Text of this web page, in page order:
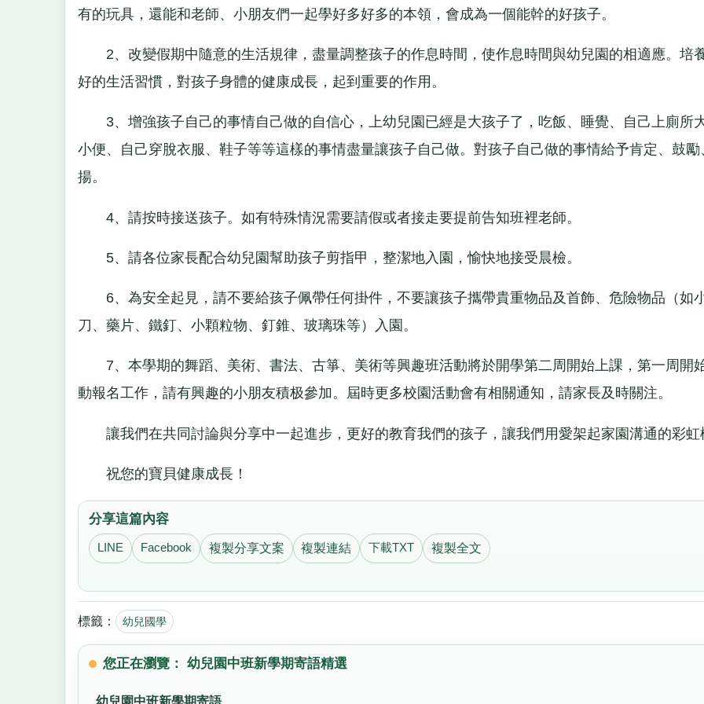
有的玩具，還能和老師、小朋友們一起學好多好多的本領，會成為一個能幹的好孩子。
2、改變假期中隨意的生活規律，盡量調整孩子的作息時間，使作息時間與幼兒園的相適應。培
好的生活習慣，對孩子身體的健康成長，起到重要的作用。
3、增強孩子自己的事情自己做的自信心，上幼兒園已經是大孩子了，吃飯、睡覺、自己上廁所大
小便、自己穿脫衣服、鞋子等等這樣的事情盡量讓孩子自己做。對孩子自己做的事情給予肯定、鼓勵
揚。
4、請按時接送孩子。如有特殊情況需要請假或者接走要提前告知班裡老師。
5、請各位家長配合幼兒園幫助孩子剪指甲，整潔地入園，愉快地接受晨檢。
6、為安全起見，請不要給孩子佩帶任何掛件，不要讓孩子攜帶貴重物品及首飾、危險物品（如
刀、藥片、鐵釘、小顆粒物、釘錐、玻璃珠等）入園。
7、本學期的舞蹈、美術、書法、古箏、美術等興趣班活動將於開學第二周開始上課，第一周開
動報名工作，請有興趣的小朋友積极參加。屆時更多校園活動會有相關通知，請家長及時關注。
讓我們在共同討論與分享中一起進步，更好的教育我們的孩子，讓我們用愛架起家園溝通的彩虹
祝您的寶貝健康成長！
分享這篇內容
LINE Facebook 複製分享文案 複製連結 下載TXT 複製全文
標籤： 幼兒國學
您正在瀏覽： 幼兒園中班新學期寄語精選
幼兒園中班新學期寄語